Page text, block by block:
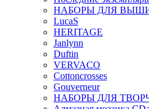
НАБОРЫ ДЛЯ
LucaS
HERITAGE
Janlynn
Duftin
VERVACO
Cottoncrosses
Gouverneur
НАБОРЫ ДЛЯ